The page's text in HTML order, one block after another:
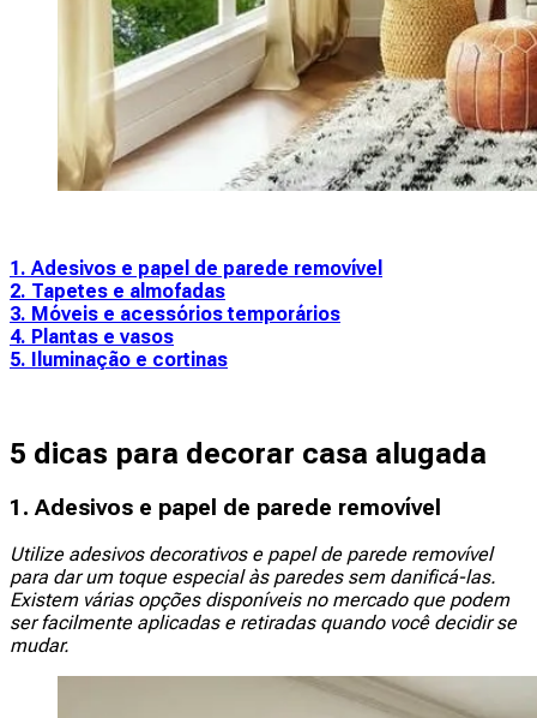
1. Adesivos e papel de parede removível
2. Tapetes e almofadas
3. Móveis e acessórios temporários
4. Plantas e vasos
5. Iluminação e cortinas
5 dicas para decorar casa alugada
1. Adesivos e papel de parede removível
Utilize adesivos decorativos e papel de parede removível
para dar um toque especial às paredes sem danificá-las.
Existem várias opções disponíveis no mercado que podem
ser facilmente aplicadas e retiradas quando você decidir se
mudar.